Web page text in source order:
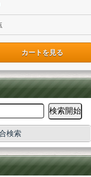
カートを見る
検索